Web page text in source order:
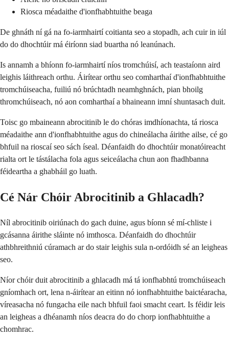
Riosca méadaithe d'ionfhabhtuithe beaga
De ghnáth ní gá na fo-iarmhairtí coitianta seo a stopadh, ach cuir in iúl
do do dhochtúir má éiríonn siad buartha nó leanúnach.
Is annamh a bhíonn fo-iarmhairtí níos tromchúisí, ach teastaíonn aird
leighis láithreach orthu. Áirítear orthu seo comharthaí d'ionfhabhtuithe
tromchúiseacha, fuiliú nó brúchtadh neamhghnách, pian bhoilg
thromchúiseach, nó aon comharthaí a bhaineann imní shuntasach duit.
Toisc go mbaineann abrocitinib le do chóras imdhíonachta, tá riosca
méadaithe ann d'ionfhabhtuithe agus do chineálacha áirithe ailse, cé go
bhfuil na rioscaí seo sách íseal. Déanfaidh do dhochtúir monatóireacht
rialta ort le tástálacha fola agus seiceálacha chun aon fhadhbanna
féideartha a ghabháil go luath.
Cé Nár Chóir Abrocitinib a Ghlacadh?
Níl abrocitinib oiriúnach do gach duine, agus bíonn sé mí-chliste i
gcásanna áirithe sláinte nó imthosca. Déanfaidh do dhochtúir
athbhreithniú cúramach ar do stair leighis sula n-ordóidh sé an leigheas
seo.
Níor chóir duit abrocitinib a ghlacadh má tá ionfhabhtú tromchúiseach
gníomhach ort, lena n-áirítear an eitinn nó ionfhabhtuithe baictéaracha,
víreasacha nó fungacha eile nach bhfuil faoi smacht ceart. Is féidir leis
an leigheas a dhéanamh níos deacra do do chorp ionfhabhtuithe a
chomhrac.